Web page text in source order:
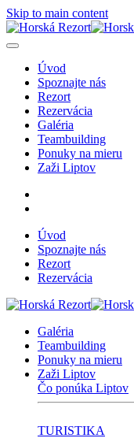
Skip to main content
Úvod
Spoznajte nás
Rezort
Rezervácia
Galéria
Teambuilding
Ponuky na mieru
Zaži Liptov
Úvod
Spoznajte nás
Rezort
Rezervácia
Galéria
Teambuilding
Ponuky na mieru
Zaži Liptov
Čo ponúka Liptov
TURISTIKA